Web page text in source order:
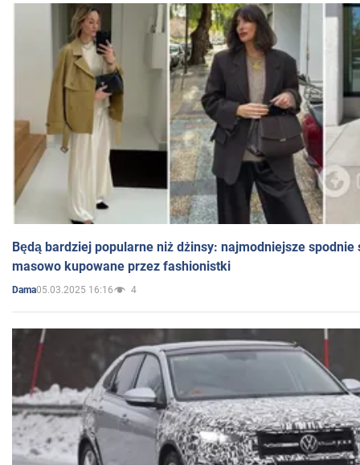
Będą bardziej popularne niż dżinsy: najmodniejsze spodnie
masowo kupowane przez fashionistki
Dama05.03.2025 16:16 4